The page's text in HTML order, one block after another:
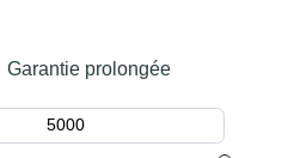
Garantie prolongée